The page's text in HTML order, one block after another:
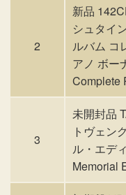
2
新品
シュタイ
ルバム コ
アノ ボー
Complete
3
未開封品
トヴェン
ル・エデ
Memorial